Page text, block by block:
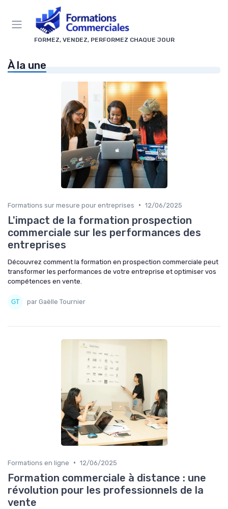
FORMEZ, VENDEZ, PERFORMEZ CHAQUE JOUR
À la une
Formations sur mesure pour entreprises • 12/06/2025
L'impact de la formation prospection
commerciale sur les performances des
entreprises
Découvrez comment la formation en prospection commerciale peut
transformer les performances de votre entreprise et optimiser vos
compétences en vente.
par Gaëlle Tournier
Formations en ligne • 12/06/2025
Formation commerciale à distance : une
révolution pour les professionnels de la
vente
Panneau de gestion des cookies